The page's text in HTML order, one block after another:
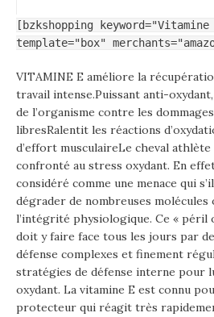
[bzkshopping
template="box"
VITAMINE E améliore la
travail intense.Puissant anti-
de l’organisme contre les
libresRalentit les réactions
d’effort musculaireLe cheval
confronté au stress oxydant. En
considéré comme une menace qui
dégrader de nombreuses
l’intégrité physiologique. Ce « péril
doit y faire face tous les jours par
défense complexes et finement
stratégies de défense interne pour
oxydant. La vitamine E est connu
protecteur qui réagit très